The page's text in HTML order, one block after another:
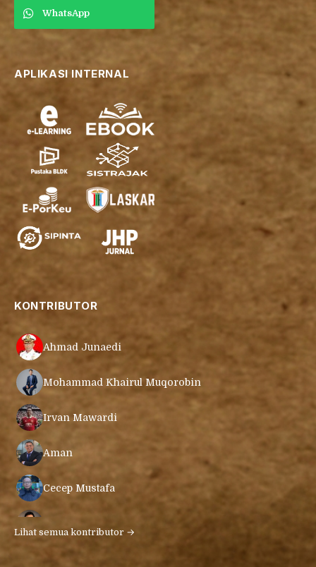
WhatsApp
APLIKASI INTERNAL
KONTRIBUTOR
Ahmad Junaedi
Mohammad Khairul Muqorobin
Irvan Mawardi
Aman
Cecep Mustafa
Ari Gunawan
Lihat semua kontributor →